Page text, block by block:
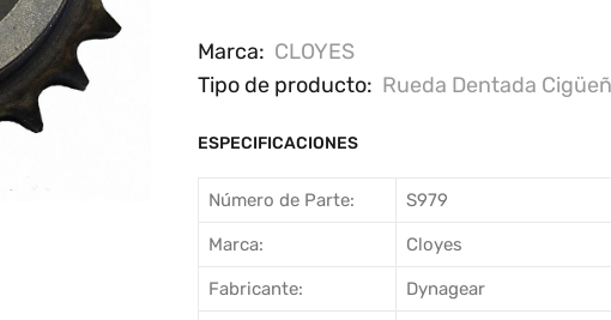
Marca: CLOYES
Tipo de producto: Rueda Dentada
ESPECIFICACIONES
Número de Parte: S979
Marca: Cloyes
Fabricante: Dynagear